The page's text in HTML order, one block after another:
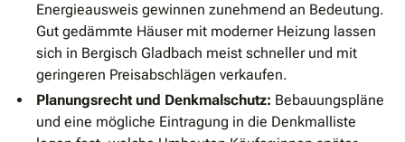
Energieausweis gewinnen zunehmend an Bedeutung.
Gut gedämmte Häuser mit moderner Heizung lassen
sich in Bergisch Gladbach meist schneller und mit
geringeren Preisabschlägen verkaufen.
Planungsrecht und Denkmalschutz: Bebauungspläne
und eine mögliche Eintragung in die Denkmalliste